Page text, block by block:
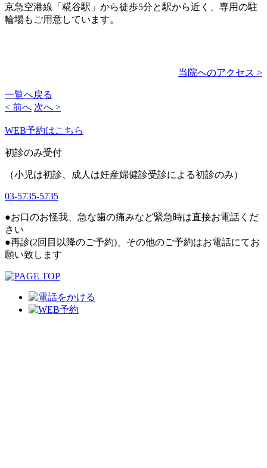
京急空港線「糀谷駅」から徒歩5分と駅から近く、専用の駐
輪場もご用意しています。
当院へのアクセス >
一覧へ戻る
< 前へ 次へ >
WEB予約はこちら
初診のみ受付
（小児は初診、成人は妊産婦健診受診による初診のみ）
03-5735-5735
●お口のお怪我、急な歯の痛みなど緊急時は直接お電話くだ
さい
●再診(2回目以降のご予約)、その他のご予約はお電話にてお
願い致します